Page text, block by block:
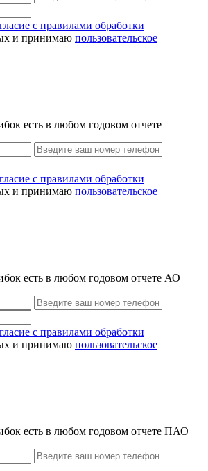
с правилами обработки
и принимаю пользовательское
есть в любом годовом отчете
с правилами обработки
и принимаю пользовательское
есть в любом годовом отчете АО
с правилами обработки
и принимаю пользовательское
есть в любом годовом отчете ПАО